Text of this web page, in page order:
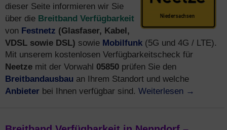
dieser Seite informieren wir Sie
über die Breitband Verfügbarkeit
von Festnetz (Glasfaser, Kabel,
VDSL sowie DSL) sowie Mobilfunk (5G und 4G / LTE).
Mit unserem kostenlosen Verfügbarkeitscheck für
Neetze mit der Vorwahl 05850 prüfen Sie den
Breitbandausbau an Ihrem Standort und welche
Anbieter bei Ihnen verfügbar sind. Weiterlesen →